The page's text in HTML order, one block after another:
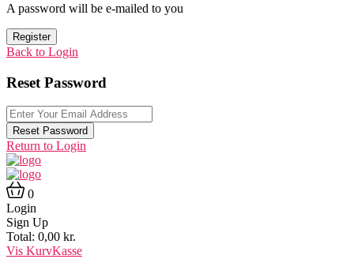
A password will be e-mailed to you
Register
Back to Login
Reset Password
Reset Password
Return to Login
0
Login
Sign Up
Total: 0,00 kr.
Vis KurvKasse